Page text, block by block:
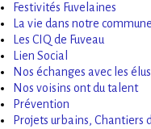
Festivités Fuvelaines
La vie dans notre commune
Les CIQ de Fuveau
Lien Social
Nos échanges avec les
Nos voisins ont du talent
Prévention
Projets urbains, Chantiers